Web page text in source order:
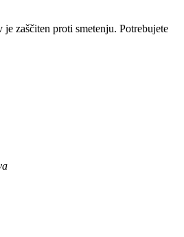
je zaščiten proti smetenju. Potrebujete